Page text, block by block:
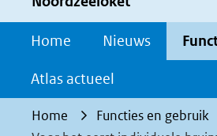
op
deze
website
worden
toegestaan
Home Nieuws
Atlas actueel
Home Functies en gebruik